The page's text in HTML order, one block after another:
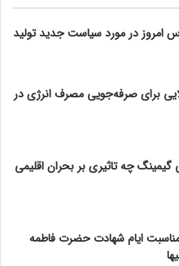
امروز در مورد سیاست جدید تولید
برای صرفه‌جویی مصرف انرژی در
گیمینگ چه تاثیری بر بحران اقلیمی
ایام شهادت حضرت فاطمه